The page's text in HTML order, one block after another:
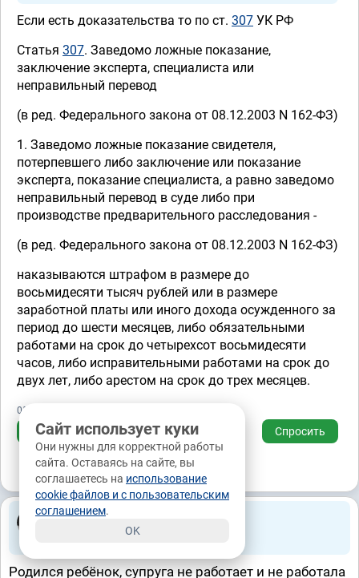
Если есть доказательства то по ст. 307 УК РФ
Статья 307. Заведомо ложные показание,
заключение эксперта, специалиста или
неправильный перевод
(в ред. Федерального закона от 08.12.2003 N 162-ФЗ)
1. Заведомо ложные показание свидетеля,
потерпевшего либо заключение или показание
эксперта, показание специалиста, а равно заведомо
неправильный перевод в суде либо при
производстве предварительного расследования -
(в ред. Федерального закона от 08.12.2003 N 162-ФЗ)
наказываются штрафом в размере до
восьмидесяти тысяч рублей или в размере
заработной платы или иного дохода осужденного за
период до шести месяцев, либо обязательными
работами на срок до четырехсот восьмидесяти
часов, либо исправительными работами на срок до
двух лет, либо арестом на срок до трех месяцев.
05.09.2014, 15:37
Ответить Спросить
Алексей Игоревич
Задано вопросов 14
Родился ребёнок, супруга не работает и не работала
Сайт использует куки
Они нужны для корректной работы
сайта. Оставаясь на сайте, вы
соглашаетесь на использование
cookie файлов и с пользовательским
соглашением.
OK